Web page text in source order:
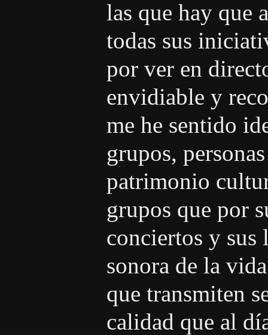
las que hay que
todas sus
por ver en
envidiable y
me he sentido
grupos,
patrimonio
grupos que por
conciertos y sus
sonora de la
que transmiten
calidad que al